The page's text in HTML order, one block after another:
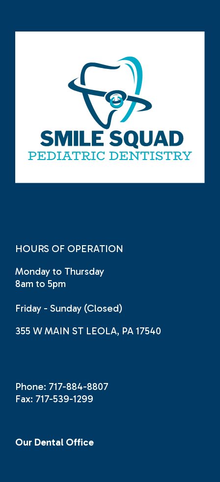
HOURS OF OPERATION
Monday to Thursday
8am to 5pm
Friday - Sunday (Closed)
355 W MAIN ST LEOLA, PA 17540
Phone: 717-884-8807
Fax: 717-539-1299
Our Dental Office